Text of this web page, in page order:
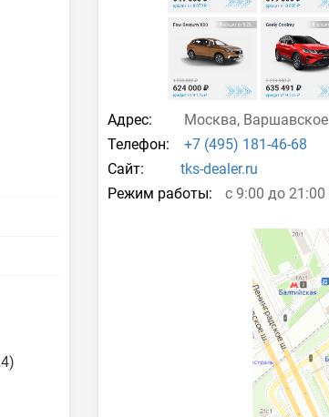
Адрес:
Москва,
Телефон:
+7 (495) 181-46-68
Сайт:
tks-dealer.ru
Режим работы:
c 9:00 до